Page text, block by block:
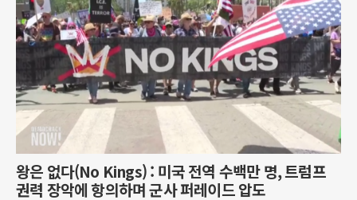
왕은 없다(No Kings) : 미국 전역 수백만 명, 트럼프
권력 장악에 항의하며 군사 퍼레이드 압도